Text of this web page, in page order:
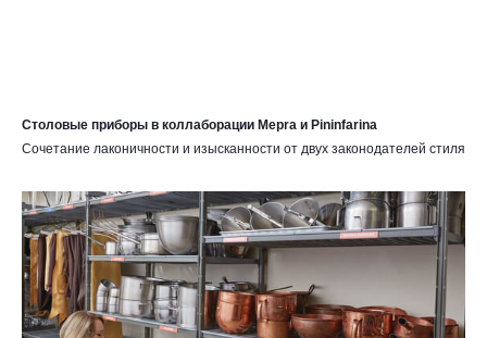
Столовые приборы в коллаборации Mepra и Pininfarina
Сочетание лаконичности и изысканности от двух законодателей стиля